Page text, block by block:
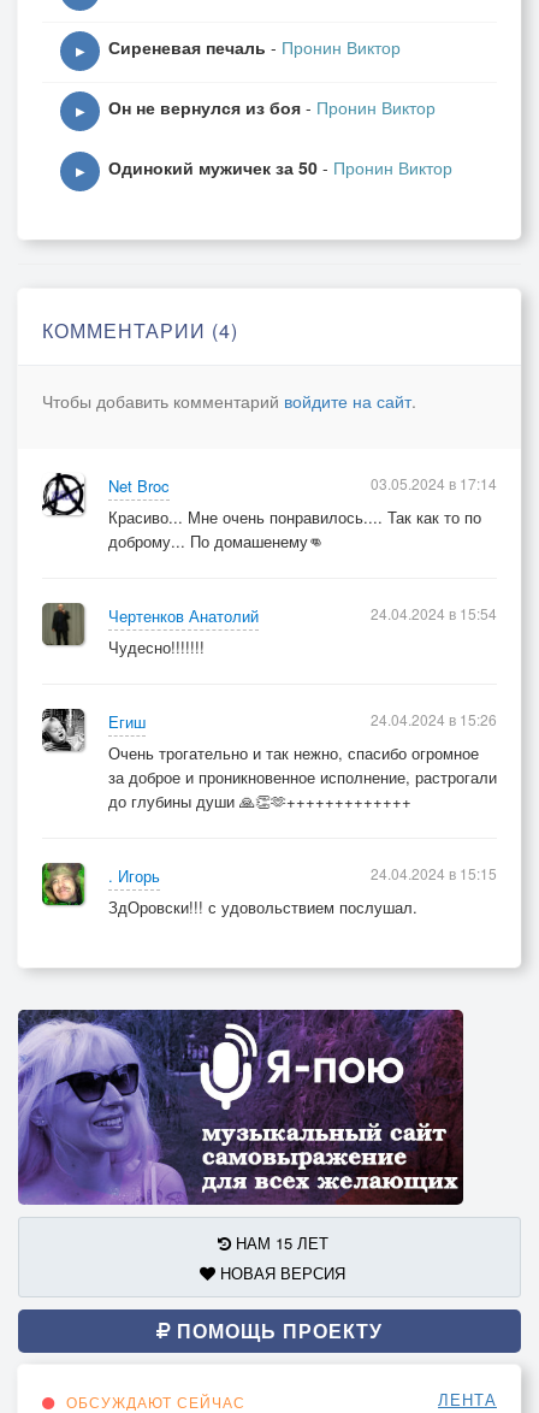
▶ Сиреневая печаль - Пронин Виктор
▶ Он не вернулся из боя - Пронин Виктор
▶ Одинокий мужичек за 50 - Пронин Виктор
КОММЕНТАРИИ (4)
Чтобы добавить комментарий войдите на сайт.
Net Broc
Красиво... Мне очень понравилось.... Так как то по
доброму... По домашенему👊
03.05.2024 в 17:14
Чертенков Анатолий
Чудесно!!!!!!!
24.04.2024 в 15:54
Егиш
Очень трогательно и так нежно, спасибо огромное
за доброе и проникновенное исполнение, растрогали
до глубины души 🙏👏🫶+++++++++++++
24.04.2024 в 15:26
. Игорь
ЗдОровски!!! с удовольствием послушал.
24.04.2024 в 15:15
НАМ 15 ЛЕТ
НОВАЯ ВЕРСИЯ
ПОМОЩЬ ПРОЕКТУ
ОБСУЖДАЮТ СЕЙЧАС ЛЕНТА